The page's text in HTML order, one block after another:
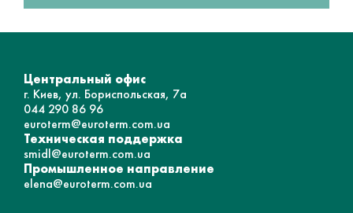
Центральный офис
г. Киев, ул. Бориспольская, 7а
044 290 86 96
euroterm@euroterm.com.ua
Техническая поддержка
smidl@euroterm.com.ua
Промышленное направление
elena@euroterm.com.ua